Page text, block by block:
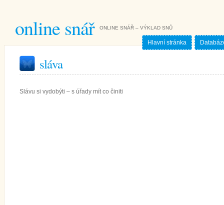
online snář ONLINE SNÁŘ – VÝKLAD SNŮ
Hlavní stránka
sláva
Slávu si vydobýti – s úřady mít co činiti